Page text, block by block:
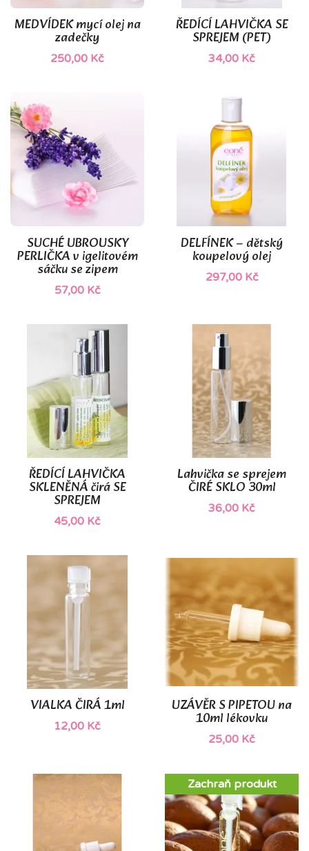
MEDVÍDEK mycí olej na
zadečky
250,00 Kč
ŘEDÍCÍ LAHVIČKA SE
SPREJEM (PET)
34,00 Kč
SUCHÉ UBROUSKY
PERLIČKA v igelitovém
sáčku se zipem
57,00 Kč
DELFÍNEK – dětský
koupelový olej
297,00 Kč
ŘEDÍCÍ LAHVIČKA
SKLENĚNÁ čirá SE
SPREJEM
45,00 Kč
Lahvička se sprejem
ČIRÉ SKLO 30ml
36,00 Kč
VIALKA ČIRÁ 1ml
12,00 Kč
UZÁVĚR S PIPETOU na
10ml lékovku
25,00 Kč
Zachraň produkt